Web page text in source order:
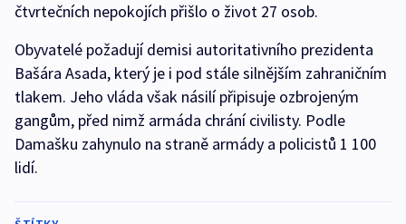
čtvrtečních nepokojích přišlo o život 27 osob.
Obyvatelé požadují demisi autoritativního prezidenta
Bašára Asada, který je i pod stále silnějším zahraničním
tlakem. Jeho vláda však násilí připisuje ozbrojeným
gangům, před nimž armáda chrání civilisty. Podle
Damašku zahynulo na straně armády a policistů 1 100
lidí.